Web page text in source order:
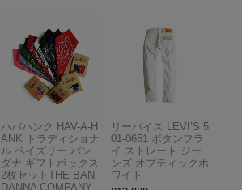
ハバハンク HAV-A-H
ANK トラディショナ
ル ペイズリー バン
ダナ ギフトボックス
2枚セットTHE BAN
DANNA COMPANY
リーバイス LEVI’S 5
01-0651 ボタンフラ
イ ストレート ジー
ンズ オプティックホ
ワイト